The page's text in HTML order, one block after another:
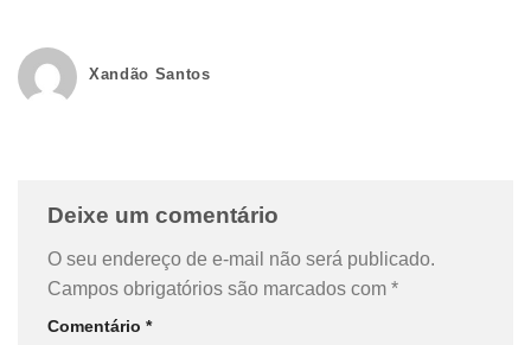
Xandão Santos
Deixe um comentário
O seu endereço de e-mail não será publicado.
Campos obrigatórios são marcados com *
Comentário *